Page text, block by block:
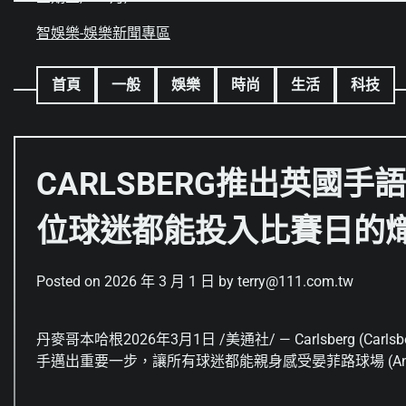
智娛樂-娛樂新聞專區
首頁 一般 娛樂 時尚 生活 科技
CARLSBERG推出英國手
位球迷都能投入比賽日的
Posted on 2026 年 3 月 1 日 by terry@111.com.tw
丹麥哥本哈根2026年3月1日 /美通社/ — Carlsberg
手邁出重要一步，讓所有球迷都能親身感受晏菲路球場